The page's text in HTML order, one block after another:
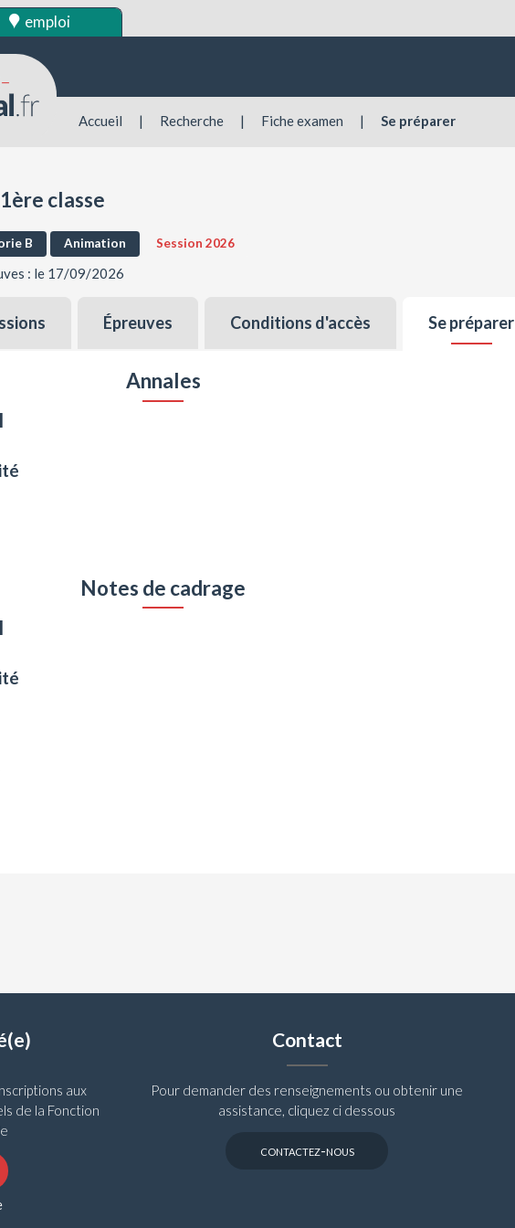
emploi
Accueil | Recherche | Fiche examen | Se préparer
classe
B Animation Session 2026
: le 17/09/2026
Épreuves Conditions d'accès Se préparer
Annales
Notes de cadrage
aux
de la Fonction
Contact
Pour demander des renseignements ou obtenir une
assistance, cliquez ci dessous
contactez-nous